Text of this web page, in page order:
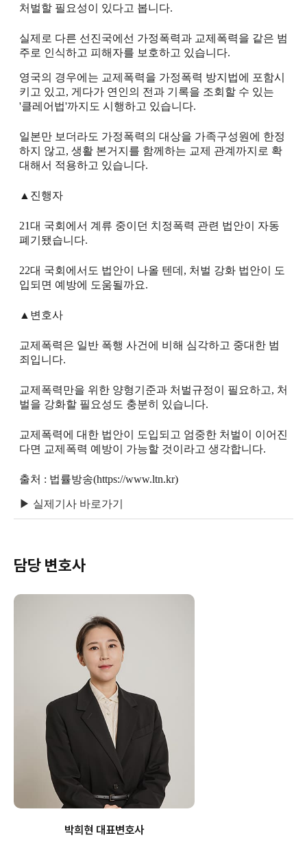
처벌할 필요성이 있다고 봅니다.
실제로 다른 선진국에선 가정폭력과 교제폭력을 같은 범
주로 인식하고 피해자를 보호하고 있습니다.
영국의 경우에는 교제폭력을 가정폭력 방지법에 포함시
키고 있고, 게다가 연인의 전과 기록을 조회할 수 있는
'클레어법'까지도 시행하고 있습니다.
일본만 보더라도 가정폭력의 대상을 가족구성원에 한정
하지 않고, 생활 본거지를 함께하는 교제 관계까지로 확
대해서 적용하고 있습니다.
▲진행자
21대 국회에서 계류 중이던 치정폭력 관련 법안이 자동
폐기됐습니다.
22대 국회에서도 법안이 나올 텐데, 처벌 강화 법안이 도
입되면 예방에 도움될까요.
▲변호사
교제폭력은 일반 폭행 사건에 비해 심각하고 중대한 범
죄입니다.
교제폭력만을 위한 양형기준과 처벌규정이 필요하고, 처
벌을 강화할 필요성도 충분히 있습니다.
교제폭력에 대한 법안이 도입되고 엄중한 처벌이 이어진
다면 교제폭력 예방이 가능할 것이라고 생각합니다.
출처 : 법률방송(https://www.ltn.kr)
▶ 실제기사 바로가기
담당 변호사
박희현 대표변호사